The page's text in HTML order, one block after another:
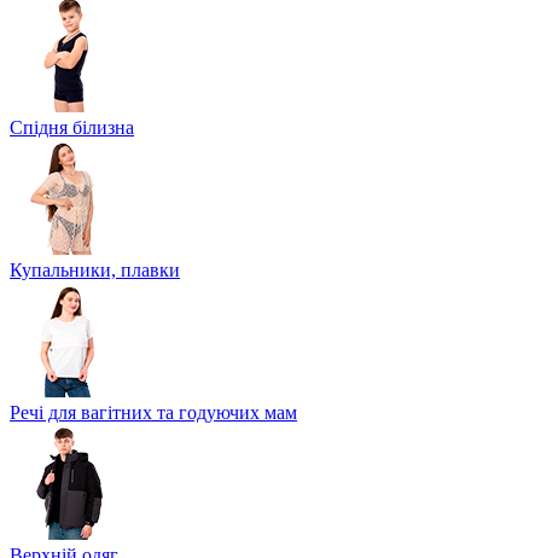
Спідня білизна
Купальники, плавки
Речі для вагітних та годуючих мам